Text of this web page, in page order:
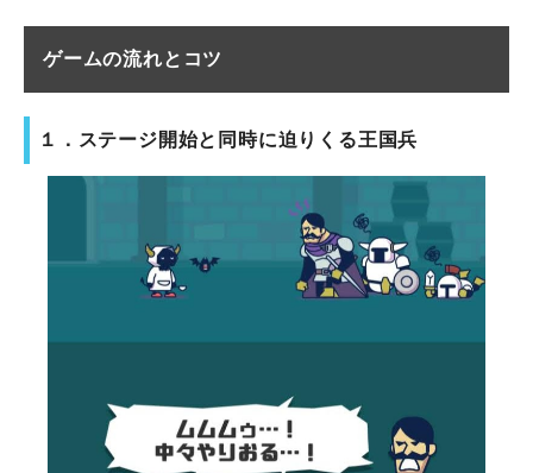
ゲームの流れとコツ
１．ステージ開始と同時に迫りくる王国兵